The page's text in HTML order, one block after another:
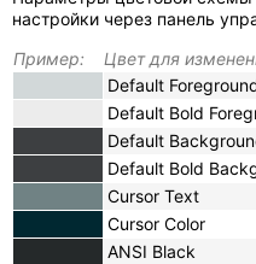
настройки через панель
Пример:
Цвет для
Default
Default Bold
Default
Default Bold
Cursor Text
Cursor Color
ANSI Black